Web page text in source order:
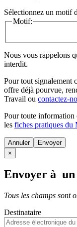
Sélectionnez un motif
Motif:
Nous vous rappelons
interdit.
Pour tout signalement
offre déjà pourvue,
Travail ou contactez-
Pour toute information
les fiches pratiques du
Annuler
×
Envoyer à
Tous les champs sont
Destinataire